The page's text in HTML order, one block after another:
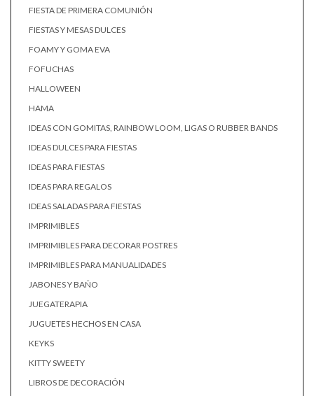
FIESTA DE PRIMERA COMUNIÓN
FIESTAS Y MESAS DULCES
FOAMY Y GOMA EVA
FOFUCHAS
HALLOWEEN
HAMA
IDEAS CON GOMITAS, RAINBOW LOOM, LIGAS O RUBBER BANDS
IDEAS DULCES PARA FIESTAS
IDEAS PARA FIESTAS
IDEAS PARA REGALOS
IDEAS SALADAS PARA FIESTAS
IMPRIMIBLES
IMPRIMIBLES PARA DECORAR POSTRES
IMPRIMIBLES PARA MANUALIDADES
JABONES Y BAÑO
JUEGATERAPIA
JUGUETES HECHOS EN CASA
KEYKS
KITTY SWEETY
LIBROS DE DECORACIÓN